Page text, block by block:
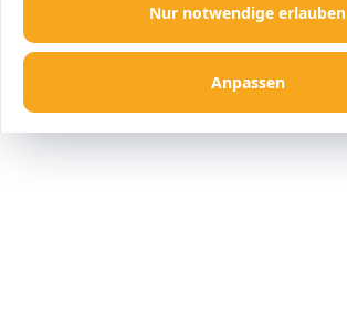
Nur notwendige erlauben
Anpassen